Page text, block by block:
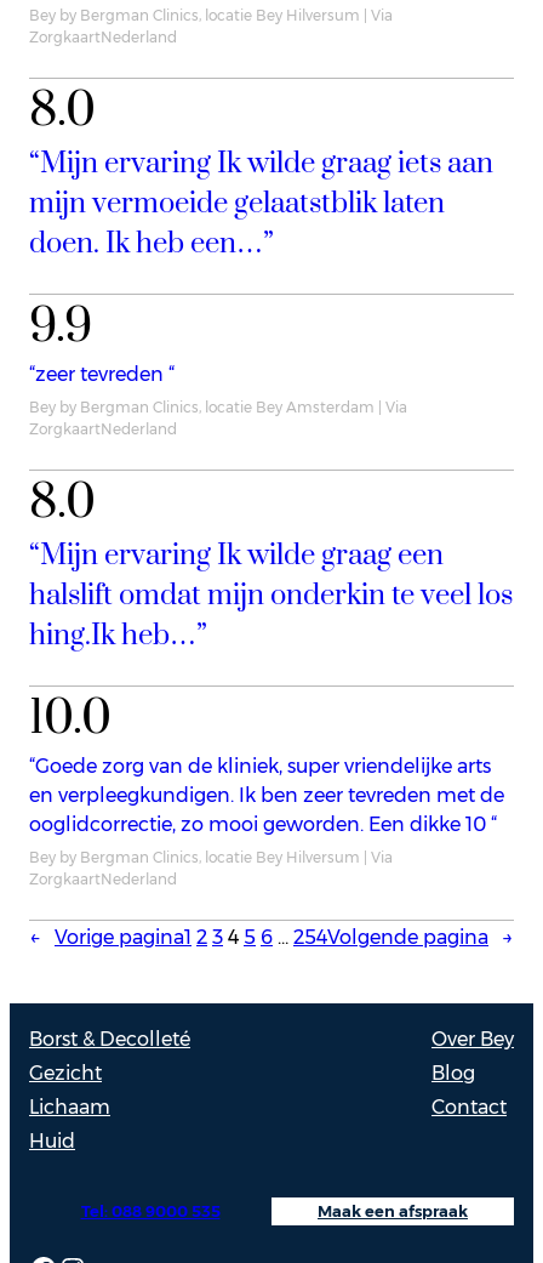
Bey by Bergman Clinics, locatie Bey Hilversum | Via
ZorgkaartNederland
8.0
“Mijn ervaring Ik wilde graag iets aan
mijn vermoeide gelaatstblik laten
doen. Ik heb een…”
9.9
“zeer tevreden “
Bey by Bergman Clinics, locatie Bey Amsterdam | Via
ZorgkaartNederland
8.0
“Mijn ervaring Ik wilde graag een
halslift omdat mijn onderkin te veel los
hing.Ik heb…”
10.0
“Goede zorg van de kliniek, super vriendelijke arts
en verpleegkundigen. Ik ben zeer tevreden met de
ooglidcorrectie, zo mooi geworden. Een dikke 10 “
Bey by Bergman Clinics, locatie Bey Hilversum | Via
ZorgkaartNederland
← Vorige pagina1 2 3 4 5 6 … 254Volgende pagina →
Borst & Decolleté
Gezicht
Lichaam
Huid
Over Bey
Blog
Contact
Maak een afspraak
Tel: 088 9000 535